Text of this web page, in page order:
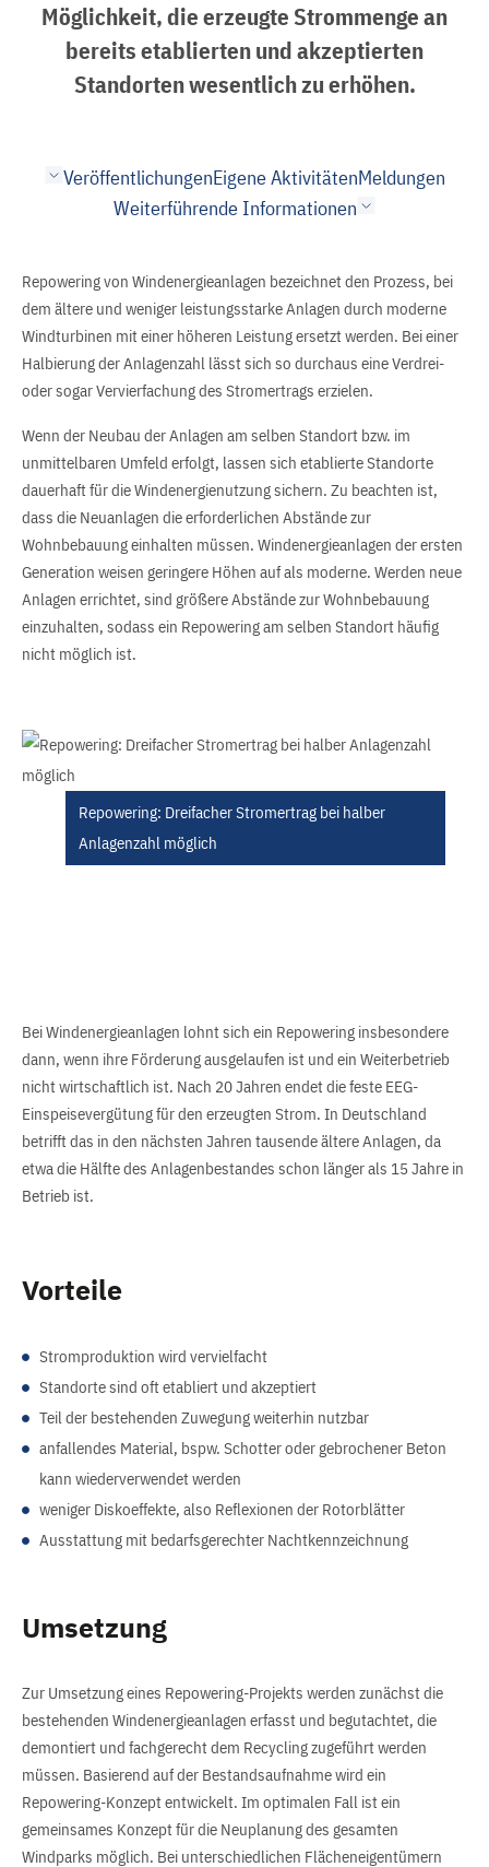
Möglichkeit, die erzeugte Strommenge an
bereits etablierten und akzeptierten
Standorten wesentlich zu erhöhen.
VeröffentlichungenEigene AktivitätenMeldungen
Weiterführende Informationen
Repowering von Windenergieanlagen bezeichnet den Prozess, bei
dem ältere und weniger leistungsstarke Anlagen durch moderne
Windturbinen mit einer höheren Leistung ersetzt werden. Bei einer
Halbierung der Anlagenzahl lässt sich so durchaus eine Verdrei-
oder sogar Vervierfachung des Stromertrags erzielen.
Wenn der Neubau der Anlagen am selben Standort bzw. im
unmittelbaren Umfeld erfolgt, lassen sich etablierte Standorte
dauerhaft für die Windenergienutzung sichern. Zu beachten ist,
dass die Neuanlagen die erforderlichen Abstände zur
Wohnbebauung einhalten müssen. Windenergieanlagen der ersten
Generation weisen geringere Höhen auf als moderne. Werden neue
Anlagen errichtet, sind größere Abstände zur Wohnbebauung
einzuhalten, sodass ein Repowering am selben Standort häufig
nicht möglich ist.
Repowering: Dreifacher Stromertrag bei halber
Anlagenzahl möglich
Bei Windenergieanlagen lohnt sich ein Repowering insbesondere
dann, wenn ihre Förderung ausgelaufen ist und ein Weiterbetrieb
nicht wirtschaftlich ist. Nach 20 Jahren endet die feste EEG-
Einspeisevergütung für den erzeugten Strom. In Deutschland
betrifft das in den nächsten Jahren tausende ältere Anlagen, da
etwa die Hälfte des Anlagenbestandes schon länger als 15 Jahre in
Betrieb ist.
Vorteile
Stromproduktion wird vervielfacht
Standorte sind oft etabliert und akzeptiert
Teil der bestehenden Zuwegung weiterhin nutzbar
anfallendes Material, bspw. Schotter oder gebrochener Beton
kann wiederverwendet werden
weniger Diskoeffekte, also Reflexionen der Rotorblätter
Ausstattung mit bedarfsgerechter Nachtkennzeichnung
Umsetzung
Zur Umsetzung eines Repowering-Projekts werden zunächst die
bestehenden Windenergieanlagen erfasst und begutachtet, die
demontiert und fachgerecht dem Recycling zugeführt werden
müssen. Basierend auf der Bestandsaufnahme wird ein
Repowering-Konzept entwickelt. Im optimalen Fall ist ein
gemeinsames Konzept für die Neuplanung des gesamten
Windparks möglich. Bei unterschiedlichen Flächeneigentümern